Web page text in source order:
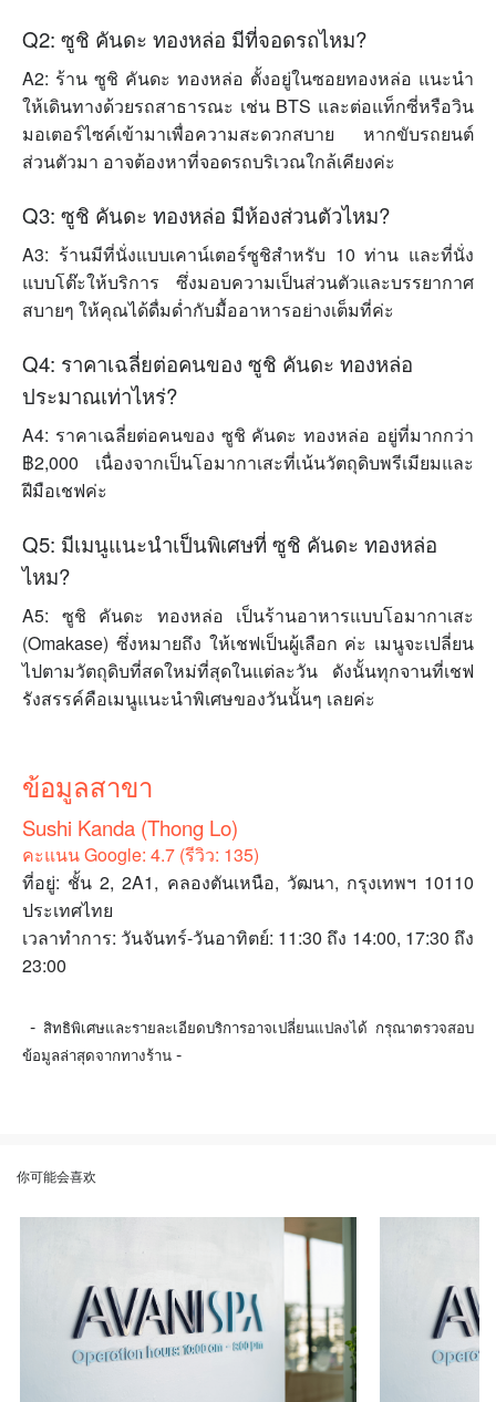
Q2: ซูชิ คันดะ ทองหล่อ มีที่จอดรถไหม?
A2: ร้าน ซูชิ คันดะ ทองหล่อ ตั้งอยู่ในซอยทองหล่อ แนะนำ
ให้เดินทางด้วยรถสาธารณะ เช่น BTS และต่อแท็กซี่หรือวิน
มอเตอร์ไซค์เข้ามาเพื่อความสะดวกสบาย หากขับรถยนต์
ส่วนตัวมา อาจต้องหาที่จอดรถบริเวณใกล้เคียงค่ะ
Q3: ซูชิ คันดะ ทองหล่อ มีห้องส่วนตัวไหม?
A3: ร้านมีที่นั่งแบบเคาน์เตอร์ซูชิสำหรับ 10 ท่าน และที่นั่ง
แบบโต๊ะให้บริการ ซึ่งมอบความเป็นส่วนตัวและบรรยากาศ
สบายๆ ให้คุณได้ดื่มด่ำกับมื้ออาหารอย่างเต็มที่ค่ะ
Q4: ราคาเฉลี่ยต่อคนของ ซูชิ คันดะ ทองหล่อ
ประมาณเท่าไหร่?
A4: ราคาเฉลี่ยต่อคนของ ซูชิ คันดะ ทองหล่อ อยู่ที่มากกว่า
฿2,000 เนื่องจากเป็นโอมากาเสะที่เน้นวัตถุดิบพรีเมียมและ
ฝีมือเชฟค่ะ
Q5: มีเมนูแนะนำเป็นพิเศษที่ ซูชิ คันดะ ทองหล่อ
ไหม?
A5: ซูชิ คันดะ ทองหล่อ เป็นร้านอาหารแบบโอมากาเสะ
(Omakase) ซึ่งหมายถึง ให้เชฟเป็นผู้เลือก ค่ะ เมนูจะเปลี่ยน
ไปตามวัตถุดิบที่สดใหม่ที่สุดในแต่ละวัน ดังนั้นทุกจานที่เชฟ
รังสรรค์คือเมนูแนะนำพิเศษของวันนั้นๆ เลยค่ะ
ข้อมูลสาขา
Sushi Kanda (Thong Lo)
คะแนน Google: 4.7 (รีวิว: 135)
ที่อยู่: ชั้น 2, 2A1, คลองตันเหนือ, วัฒนา, กรุงเทพฯ 10110
ประเทศไทย
เวลาทำการ: วันจันทร์-วันอาทิตย์: 11:30 ถึง 14:00, 17:30 ถึง
23:00
- สิทธิพิเศษและรายละเอียดบริการอาจเปลี่ยนแปลงได้ กรุณาตรวจสอบ
ข้อมูลล่าสุดจากทางร้าน -
你可能会喜欢